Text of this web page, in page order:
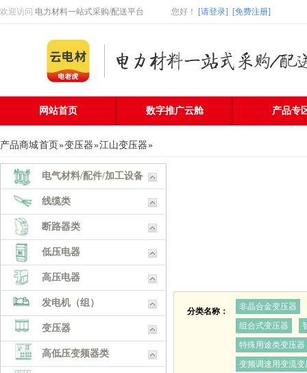
欢迎访问 电力材料一站式采购/配送平台 您好 ！ [请登录] [免费注册]
网站首页 数字推广云舱 产品专
产品商城首页»变压器»江山变压器»
电气材料/配件/加工设备
线缆类
断路器类
低压电器
高压电器
发电机（组）
变压器
高低压变频器类
分类名称：
非晶合金变压器
组合式变压器
特殊用途类变压器
变频调速用变流